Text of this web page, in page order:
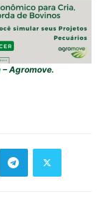
– Agromove.